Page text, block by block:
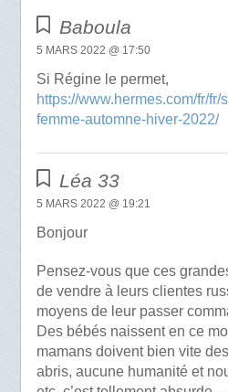
Baboula
5 MARS 2022 @ 17:50
Si Régine le permet,
https://www.hermes.com/fr/
femme-automne-hiver-2022/
Léa 33
5 MARS 2022 @ 19:21
Bonjour
Pensez-vous que ces
de vendre à leurs clientes
moyens de leur passer
Des bébés naissent en ce
mamans doivent bien vite
abris, aucune humanité et